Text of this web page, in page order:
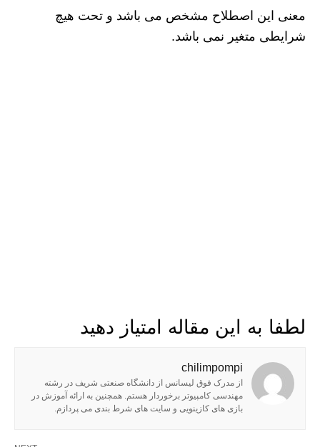
معنی این اصطلاح مشخص می باشد و تحت هیچ
شرایطی متغیر نمی باشد.
لطفا به این مقاله امتیاز دهید
chilimpompi
از مدرک فوق لیسانس از دانشگاه صنعتی شریف در رشته
مهندسی کامپیوتر برخوردار هستم. همچنین به ارائه آموزش در
بازی های کازینویی و سایت های شرط بندی می پردازم.